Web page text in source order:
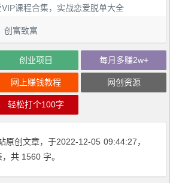
创富致富
创业项目 每月多赚2w+
网上赚钱教程 网创资源
轻松打个100字
原创文章，于2022-12-05 09:44:27，
，共 1560 字。